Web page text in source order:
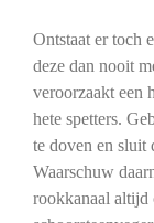
Ontstaat er toch
deze dan nooit
veroorzaakt een
hete spetters.
te doven en sluit
Waarschuw
rookkanaal altijd